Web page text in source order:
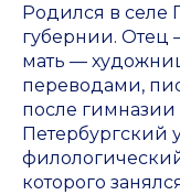
Родился в селе
губернии.
мать —
переводами,
после гимназии
Петербургский
которого